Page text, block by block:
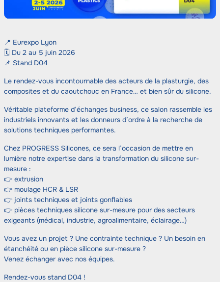
📍 Eurexpo Lyon
🗓️ Du 2 au 5 juin 2026
📌 Stand D04
Le rendez-vous incontournable des acteurs de la plasturgie, des
composites et du caoutchouc en France… et bien sûr du silicone.
Véritable plateforme d’échanges business, ce salon rassemble les
industriels innovants et les donneurs d’ordre à la recherche de
solutions techniques performantes.
Chez PROGRESS Silicones, ce sera l’occasion de mettre en
lumière notre expertise dans la transformation du silicone sur-
mesure :
👉 extrusion
👉 moulage HCR & LSR
👉 joints techniques et joints gonflables
👉 pièces techniques silicone sur-mesure pour des secteurs
exigeants (médical, industrie, agroalimentaire, éclairage…)
Vous avez un projet ? Une contrainte technique ? Un besoin en
étanchéité ou en pièce silicone sur-mesure ?
Venez échanger avec nos équipes.
Rendez-vous stand D04 !